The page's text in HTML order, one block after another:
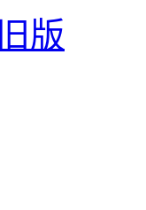
版